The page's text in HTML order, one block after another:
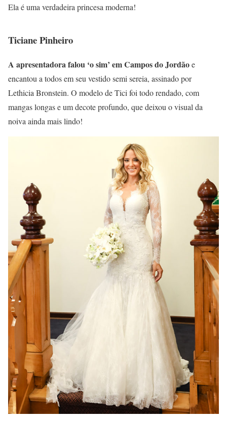
Ela é uma verdadeira princesa moderna!
Ticiane Pinheiro
A apresentadora falou ‘o sim’ em Campos do Jordãoe
encantou a todos em seu vestido semi sereia, assinado por
Lethicia Bronstein. O modelo de Tici foi todo rendado, com
mangas longas e um decote profundo, que deixou o visual da
noiva ainda mais lindo!